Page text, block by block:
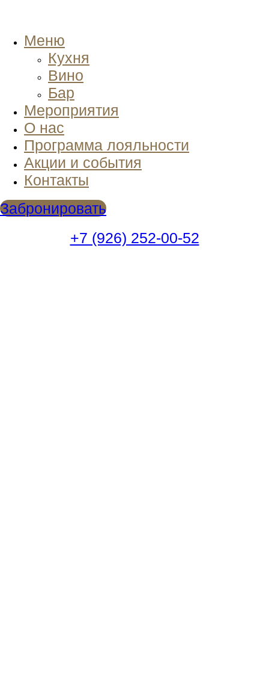
Меню
Кухня
Вино
Бар
Мероприятия
О нас
Программа лояльности
Акции и события
Контакты
Забронировать
+7 (926) 252-00-52